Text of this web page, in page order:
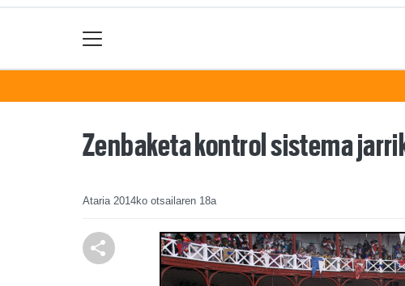
Zenbaketa kontrol sistema
Ataria 2014ko otsailaren 18a